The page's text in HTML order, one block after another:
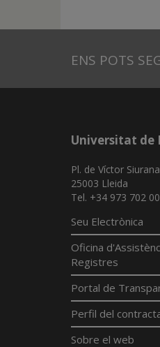
ENS POTS
Universitat de
Pl. de Víctor
25003 Lleida
Tel. +34 973 702
Seu Electrònica
Oficina
Registres
Portal de
Perfil del
Sobre el web